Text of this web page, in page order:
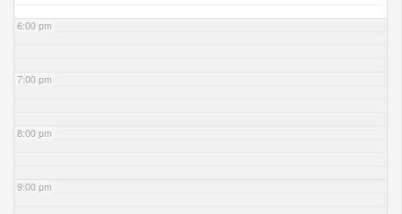
6:00 pm
7:00 pm
8:00 pm
9:00 pm